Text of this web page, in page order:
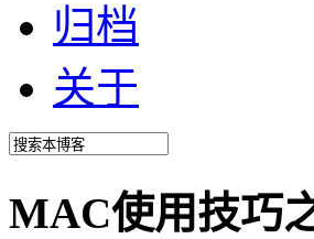
归档
关于
MAC使用技巧